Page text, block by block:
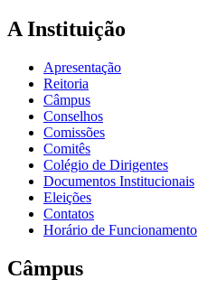
A Instituição
Apresentação
Reitoria
Câmpus
Conselhos
Comissões
Comitês
Colégio de Dirigentes
Documentos Institucionais
Eleições
Contatos
Horário de Funcionamento
Câmpus